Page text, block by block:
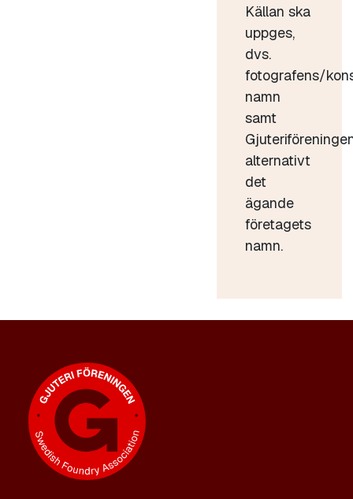
Källan ska
uppges,
dvs.
fotografens/
namn
samt
alternativt
det
ägande
företagets
namn.